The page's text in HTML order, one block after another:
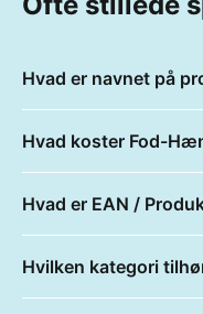
Hvad er navnet på
Hvad koster Fod-
Hvad er EAN /
Hvilken kategori